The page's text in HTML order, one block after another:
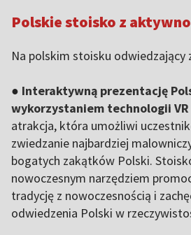
Polskie stoisko z
Na polskim stoisku odwiedzający
● Interaktywną prezentację
wykorzystaniem technologii VR
atrakcja, która umożliwi
zwiedzanie najbardziej
bogatych zakątków Polski.
nowoczesnym narzędziem
tradycję z nowoczesnością i
odwiedzenia Polski w